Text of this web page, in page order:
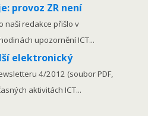
provoz ZR není
naší redakce přišlo v
upozornění ICT...
elektronický
4/2012 (soubor PDF,
aktivitách ICT...